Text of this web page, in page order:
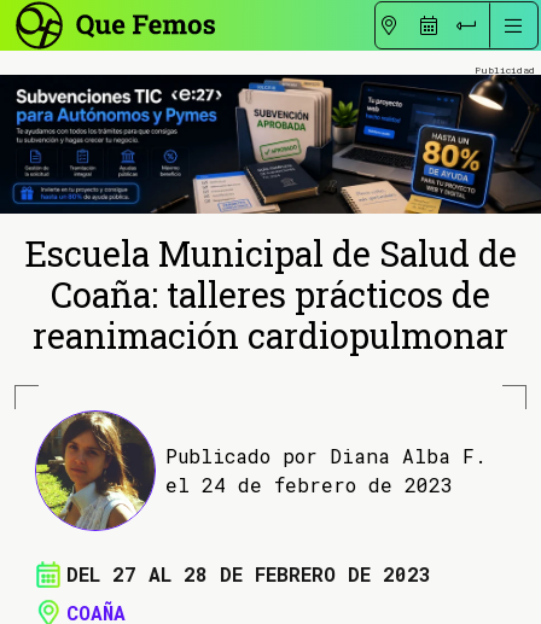
Escuela Municipal de Salud de
Coaña: talleres prácticos de
reanimación cardiopulmonar
Publicado por Diana Alba F.
el 24 de febrero de 2023
DEL 27 AL 28 DE FEBRERO DE 2023
COAÑA